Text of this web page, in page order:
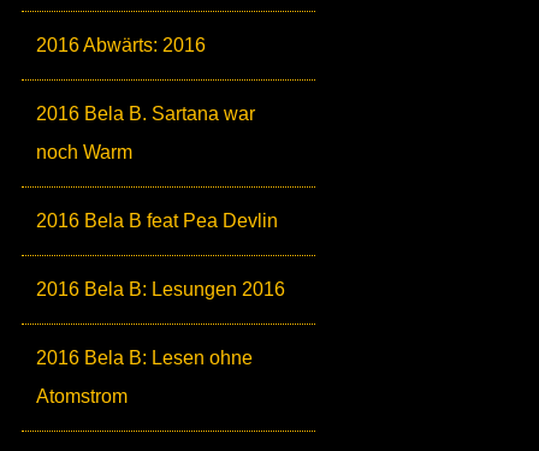
2016 Abwärts: 2016
2016 Bela B. Sartana war
noch Warm
2016 Bela B feat Pea Devlin
2016 Bela B: Lesungen 2016
2016 Bela B: Lesen ohne
Atomstrom